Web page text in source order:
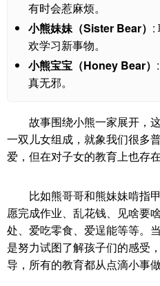
有时会惹麻烦。
小熊妹妹（Sister Bear） :
欢学习新事物。
小熊宝宝（Honey Bear）
真无邪。
故事围绕小熊一家展开，
一双儿女组成，就象我们很多
爱，但在对子女的教育上也存
比如熊哥哥和熊妹妹啃指
愿完成作业、乱花钱、见啥要
处、爱吃零食、爱逞能等等。
是努力试图了解孩子们的感受
导，所有的教育都从点滴小事